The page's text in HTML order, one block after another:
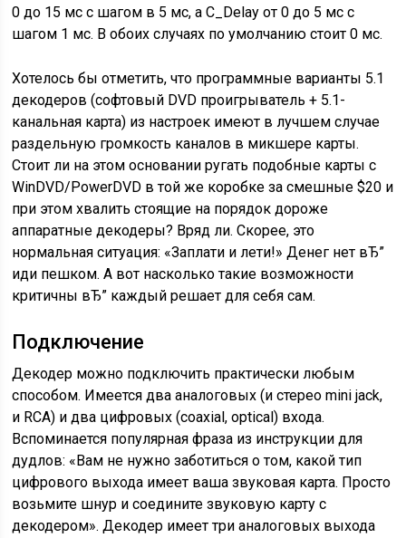
0 до 15 мс с шагом в 5 мс, а C_Delay от 0 до 5 мс с
шагом 1 мс. В обоих случаях по умолчанию стоит 0 мс.
Хотелось бы отметить, что программные варианты 5.1
декодеров (софтовый DVD проигрыватель + 5.1-
канальная карта) из настроек имеют в лучшем случае
раздельную громкость каналов в микшере карты.
Стоит ли на этом основании ругать подобные карты с
WinDVD/PowerDVD в той же коробке за смешные $20 и
при этом хвалить стоящие на порядок дороже
аппаратные декодеры? Вряд ли. Скорее, это
нормальная ситуация: «Заплати и лети!» Денег нет вЂ”
иди пешком. А вот насколько такие возможности
критичны вЂ” каждый решает для себя сам.
Подключение
Декодер можно подключить практически любым
способом. Имеется два аналоговых (и стерео mini jack,
и RCA) и два цифровых (coaxial, optical) входа.
Вспоминается популярная фраза из инструкции для
дудлов: «Вам не нужно заботиться о том, какой тип
цифрового выхода имеет ваша звуковая карта. Просто
возьмите шнур и соедините звуковую карту с
декодером». Декодер имеет три аналоговых выхода